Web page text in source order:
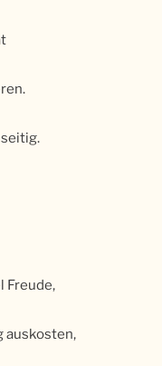
Freude,
auskosten,